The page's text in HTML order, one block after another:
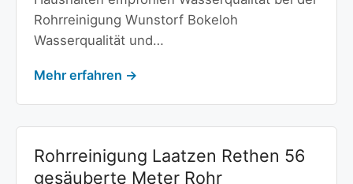
Rohrreinigung Wunstorf Bokeloh
Wasserqualität und…
Mehr erfahren →
Rohrreinigung Laatzen Rethen 56
gesäuberte Meter Rohr